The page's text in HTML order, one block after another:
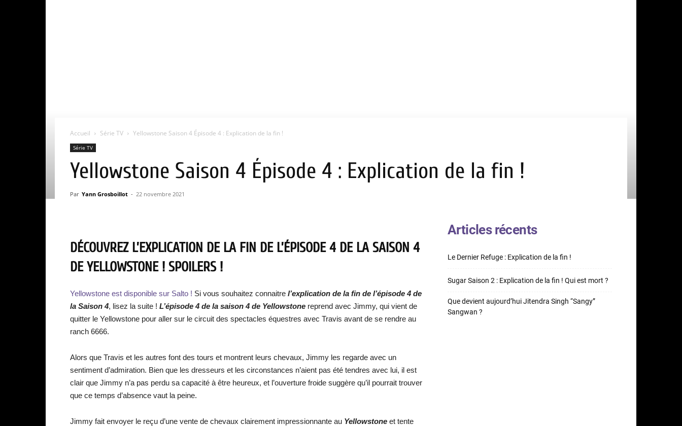
Accueil Série TV Yellowstone Saison 4 Épisode 4 : Explication de la fin !
Série TV
Yellowstone Saison 4 Épisode 4 : Explication de la fin !
Par Yann Grosboillot - 22 novembre 2021
DÉCOUVREZ L’EXPLICATION DE LA FIN DE L’ÉPISODE 4 DE LA SAISON 4
DE YELLOWSTONE ! SPOILERS !
Yellowstone est disponible sur Salto ! Si vous souhaitez connaitre l’explication de la fin de l’épisode 4 de
la Saison 4, lisez la suite ! L’épisode 4 de la saison 4 de Yellowstone reprend avec Jimmy, qui vient de
quitter le Yellowstone pour aller sur le circuit des spectacles équestres avec Travis avant de se rendre au
ranch 6666.
Alors que Travis et les autres font des tours et montrent leurs chevaux, Jimmy les regarde avec un
sentiment d’admiration. Bien que les dresseurs et les circonstances n’aient pas été tendres avec lui, il est
clair que Jimmy n’a pas perdu sa capacité à être heureux, et l’ouverture froide suggère qu’il pourrait trouver
que ce temps d’absence vaut la peine.
Jimmy fait envoyer le reçu d’une vente de chevaux clairement impressionnante au Yellowstone et tente
Articles récents
Le Dernier Refuge : Explication de la fin !
Sugar Saison 2 : Explication de la fin ! Qui est mort ?
Que devient aujourd’hui Jitendra Singh “Sangy”
Sangwan ?